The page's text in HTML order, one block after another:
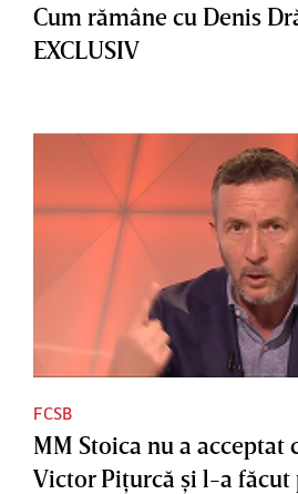
Cum rămâne cu Denis
EXCLUSIV
FCSB
MM Stoica nu a
Victor Piţurcă şi l-a făcut